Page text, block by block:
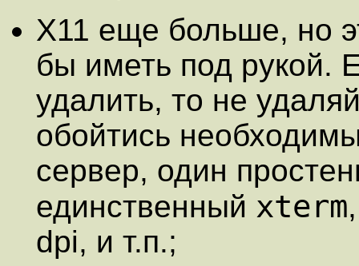
X11 еще больше, но
бы иметь под рукой.
удалить, то не
обойтись
сервер, один
единственный xterm
dpi, и т.п.;